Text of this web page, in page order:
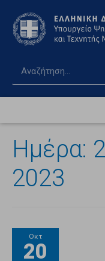
Ημέρα:
2023
Οκτ
20